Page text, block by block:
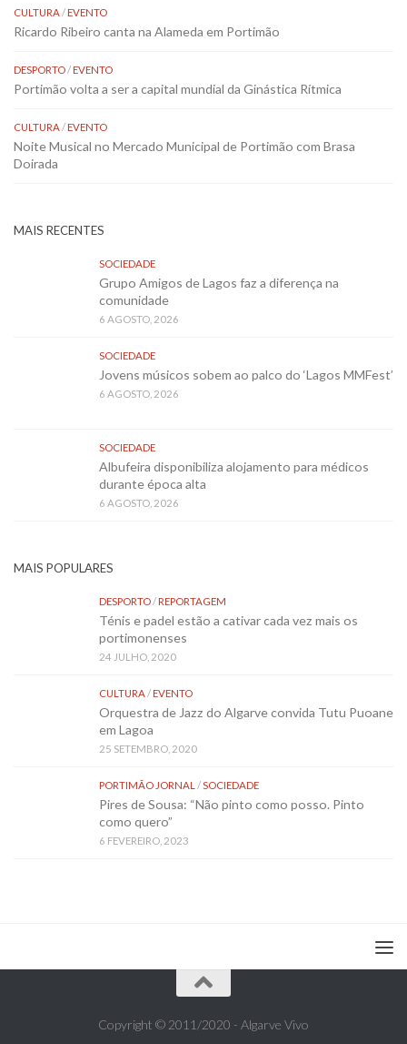
CULTURA/EVENTO
Ricardo Ribeiro canta na Alameda em Portimão
DESPORTO/EVENTO
Portimão volta a ser a capital mundial da Ginástica Rítmica
CULTURA/EVENTO
Noite Musical no Mercado Municipal de Portimão com Brasa
Doirada
MAIS RECENTES
SOCIEDADE
Grupo Amigos de Lagos faz a diferença na
comunidade
6 AGOSTO, 2026
SOCIEDADE
Jovens músicos sobem ao palco do ‘Lagos MMFest’
6 AGOSTO, 2026
SOCIEDADE
Albufeira disponibiliza alojamento para médicos
durante época alta
6 AGOSTO, 2026
MAIS POPULARES
DESPORTO/REPORTAGEM
Ténis e padel estão a cativar cada vez mais os
portimonenses
24 JULHO, 2020
CULTURA/EVENTO
Orquestra de Jazz do Algarve convida Tutu Puoane
em Lagoa
25 SETEMBRO, 2020
PORTIMÃO JORNAL /SOCIEDADE
Pires de Sousa: “Não pinto como posso. Pinto
como quero”
6 FEVEREIRO, 2023
Copyright © 2011/2020 - Algarve Vivo